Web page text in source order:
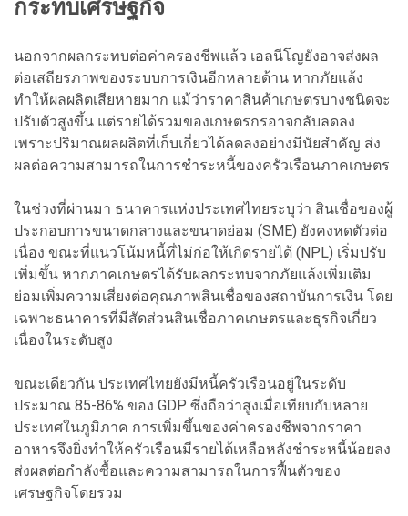
กระทบเศรษฐกิจ
นอกจากผลกระทบต่อค่าครองชีพแล้ว เอลนีโญยังอาจส่งผล
ต่อเสถียรภาพของระบบการเงินอีกหลายด้าน หากภัยแล้ง
ทำให้ผลผลิตเสียหายมาก แม้ว่าราคาสินค้าเกษตรบางชนิดจะ
ปรับตัวสูงขึ้น แต่รายได้รวมของเกษตรกรอาจกลับลดลง
เพราะปริมาณผลผลิตที่เก็บเกี่ยวได้ลดลงอย่างมีนัยสำคัญ ส่ง
ผลต่อความสามารถในการชำระหนี้ของครัวเรือนภาคเกษตร
ในช่วงที่ผ่านมา ธนาคารแห่งประเทศไทยระบุว่า สินเชื่อของผู้
ประกอบการขนาดกลางและขนาดย่อม (SME) ยังคงหดตัวต่อ
เนื่อง ขณะที่แนวโน้มหนี้ที่ไม่ก่อให้เกิดรายได้ (NPL) เริ่มปรับ
เพิ่มขึ้น หากภาคเกษตรได้รับผลกระทบจากภัยแล้งเพิ่มเติม
ย่อมเพิ่มความเสี่ยงต่อคุณภาพสินเชื่อของสถาบันการเงิน โดย
เฉพาะธนาคารที่มีสัดส่วนสินเชื่อภาคเกษตรและธุรกิจเกี่ยว
เนื่องในระดับสูง
ขณะเดียวกัน ประเทศไทยยังมีหนี้ครัวเรือนอยู่ในระดับ
ประมาณ 85-86% ของ GDP ซึ่งถือว่าสูงเมื่อเทียบกับหลาย
ประเทศในภูมิภาค การเพิ่มขึ้นของค่าครองชีพจากราคา
อาหารจึงยิ่งทำให้ครัวเรือนมีรายได้เหลือหลังชำระหนี้น้อยลง
ส่งผลต่อกำลังซื้อและความสามารถในการฟื้นตัวของ
เศรษฐกิจโดยรวม